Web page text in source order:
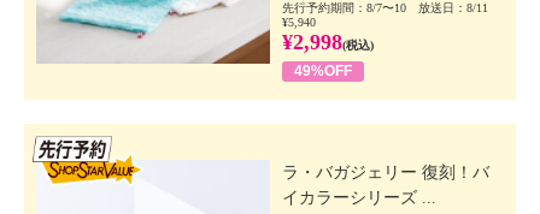
先行予約期間：8/7〜10 放送日：8/11
¥5,940
¥2,998(税込)
49%OFF
ラ・バガジェリー 復刻！バ
イカラーシリーズ ...